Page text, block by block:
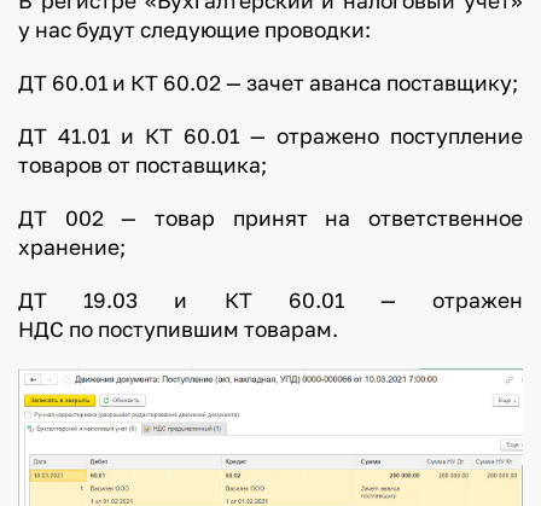
у нас будут следующие проводки:
ДТ 60.01 и КТ 60.02 — зачет аванса поставщику;
ДТ 41.01 и КТ 60.01 — отражено поступление
товаров от поставщика;
ДТ 002 — товар принят на ответственное
хранение;
ДТ 19.03 и КТ 60.01 — отражен
НДС по поступившим товарам.